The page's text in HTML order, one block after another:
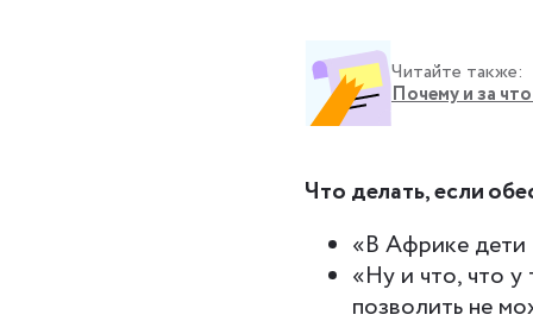
Читайте также:
Почему и за
Что делать, если
«В Африке дети
«Ну и что, что у
позволить не